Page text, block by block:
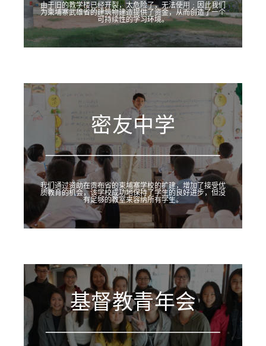
由于旧的教学楼已经开裂，太危险了，无法使用﹔因此我们
为柬埔寨武雄省的建筑物建造提供了资金，从而创造了一个
可持续性的学习环境。
密友中学
我们通过资助在贡布省的柬埔寨学校的扩建，增加了接受优
质教育的机会，该学校成功地保持了学生的良好进步，但没
有足够的教室来容纳所有学生。
基督教青年会